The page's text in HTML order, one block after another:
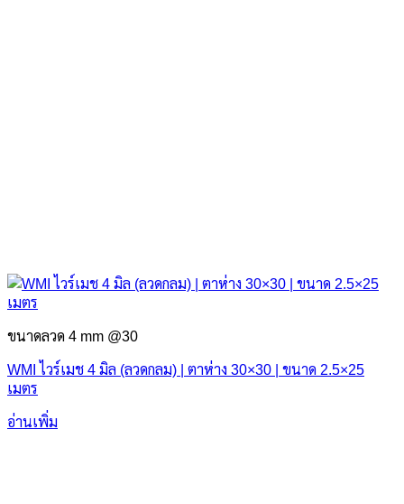
ขนาดลวด 4 mm @30
WMI ไวร์เมช 4 มิล (ลวดกลม) | ตาห่าง 30×30 | ขนาด 2.5×25
เมตร
อ่านเพิ่ม